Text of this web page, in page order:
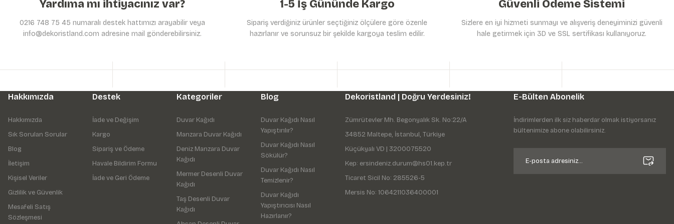
Gönder
Yardıma mı ihtiyacınız var?
0216 748 75 45 numaralı destek hattımızı arayabilir veya
info@dekoristland.com adresine mail gönderebilirsiniz.
1-5 İş Gününde Kargo
Sipariş verdiğiniz ürünler seçtiğiniz ölçülere göre özenle
hazırlanır ve sorunsuz bir şekilde kargoya teslim edilir.
Güvenli Ödeme Sistemi
Sizlere en iyi hizmeti sunmayı ve alışveriş deneyiminizi güvenli
hale getirmek için 3D ve SSL sertifikası kullanıyoruz.
Hakkımızda
Hakkımızda
Sık Sorulan Sorular
Blog
İletişim
Kişisel Veriler
Gizlilik ve Güvenlik
Mesafeli Satış
Sözleşmesi
Destek
İade ve Değişim
Kargo
Sipariş ve Ödeme
Havale Bildirim Formu
İade ve Geri Ödeme
Kategoriler
Duvar Kağıdı
Manzara Duvar Kağıdı
Deniz Manzara Duvar
Kağıdı
Mermer Desenli Duvar
Kağıdı
Taş Desenli Duvar
Kağıdı
Blog
Duvar Kağıdı Nasıl
Yapıştırılır?
Duvar Kağıdı Nasıl
Sökülür?
Duvar Kağıdı Nasıl
Temizlenir?
Duvar Kağıdı
Yapıştırıcısı Nasıl
Hazırlanır?
Dekoristland | Doğru Yerdesiniz!
Zümrütevler Mh. Begonyalık Sk. No:22/A
34852 Maltepe, İstanbul, Türkiye
Küçükyalı VD | 3200075520
Kep: ersindeniz.durum@hs01.kep.tr
Ticaret Sicil No: 285526-5
Mersis No: 1064211036400001
E-Bülten Abonelik
İndirimlerden ilk siz haberdar olmak istiyorsanız
bültenimize abone olabilirsiniz.